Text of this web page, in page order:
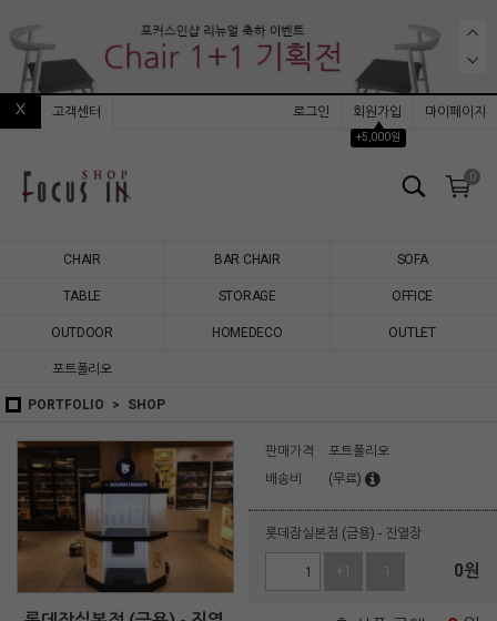
고객센터 로그인
회원가입
▲
+5,000원
마이페이지
0
CHAIR BAR CHAIR SOFA
TABLE STORAGE OFFICE
OUTDOOR HOMEDECO OUTLET
포트폴리오
PORTFOLIO SHOP
판매가격
포트폴리오
배송비
(무료)
롯데잠실본점 (금용) - 진열장
+1 -1 0원